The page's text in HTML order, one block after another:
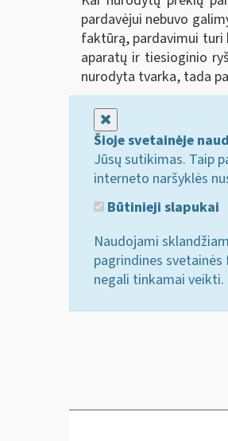
pardavėjui nebuvo
faktūrą, pardavimui turi
aparatų ir tiesioginio
nurodyta tvarka, tada
Šioje svetainėje
Jūsų sutikimas. Taip
interneto naršyklės
Būtinieji slapukai
Naudojami
pagrindines
negali tinkamai veikti.